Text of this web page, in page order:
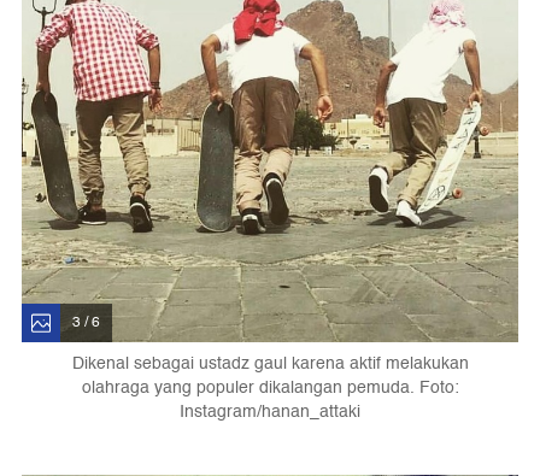
3 / 6
Dikenal sebagai ustadz gaul karena aktif melakukan
olahraga yang populer dikalangan pemuda. Foto:
Instagram/hanan_attaki